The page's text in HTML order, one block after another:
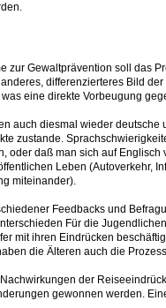
zur Gewaltprävention soll das
differenzierteres Bild
eine direkte Vorbeugung
auch diesmal wieder
zustande.
oder daß man sich auf
Leben (Autoverkehr,
miteinander).
Feedbacks und
Für die
mit ihren Eindrücken
die Älteren auch die
der
gewonnen werden.